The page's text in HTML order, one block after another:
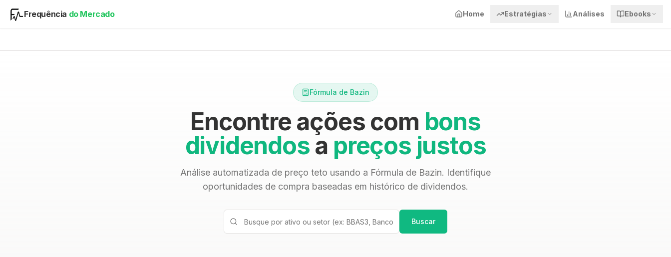
Frequência do Mercado Home Estratégias Análises Ebooks
Fórmula de Bazin
Encontre ações com bons
dividendosa preços justos
Análise automatizada de preço teto usando a Fórmula de Bazin. Identifique
oportunidades de compra baseadas em histórico de dividendos.
Buscar